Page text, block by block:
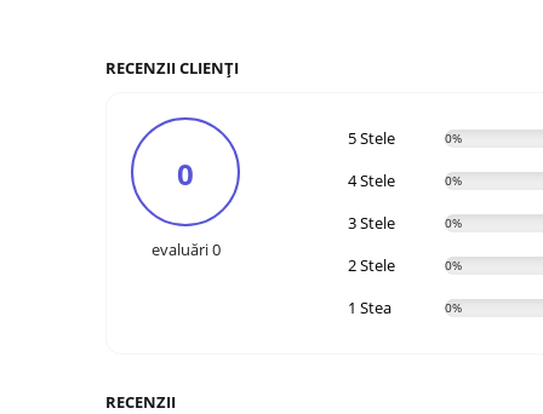
RECENZII CLIENȚI
0
evaluări 0
5 Stele 0%
4 Stele 0%
3 Stele 0%
2 Stele 0%
1 Stea 0%
RECENZII